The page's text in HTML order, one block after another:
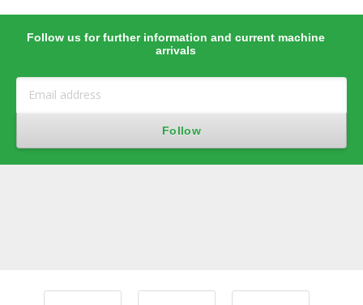
Follow us for further information and current machine
arrivals